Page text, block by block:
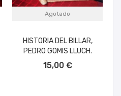
Agotado
HISTORIA DEL BILLAR,
PEDRO GOMIS LLUCH.
15,00 €